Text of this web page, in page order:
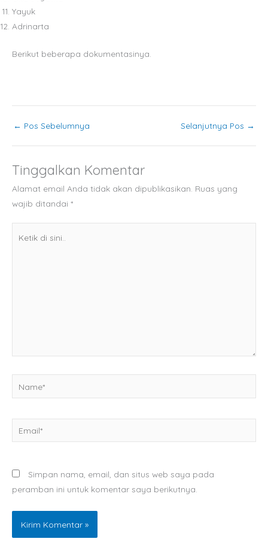
Yayuk
Adrinarta
Berikut beberapa dokumentasinya.
← Pos Sebelumnya Selanjutnya Pos →
Tinggalkan Komentar
Alamat email Anda tidak akan dipublikasikan. Ruas yang
wajib ditandai *
Simpan nama, email, dan situs web saya pada
peramban ini untuk komentar saya berikutnya.